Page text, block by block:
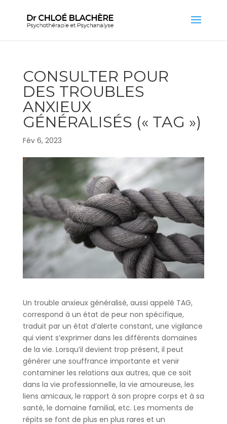
CONSULTER POUR
DES TROUBLES
ANXIEUX
GÉNÉRALISÉS (« TAG »)
Fév 6, 2023
Un trouble anxieux généralisé, aussi appelé TAG,
correspond à un état de peur non spécifique,
traduit par un état d’alerte constant, une vigilance
qui vient s’exprimer dans les différents domaines
de la vie. Lorsqu’il devient trop présent, il peut
générer une souffrance importante et venir
contaminer les relations aux autres, que ce soit
dans la vie professionnelle, la vie amoureuse, les
liens amicaux, le rapport à son propre corps et à sa
santé, le domaine familial, etc. Les moments de
répits se font de plus en plus rares et un